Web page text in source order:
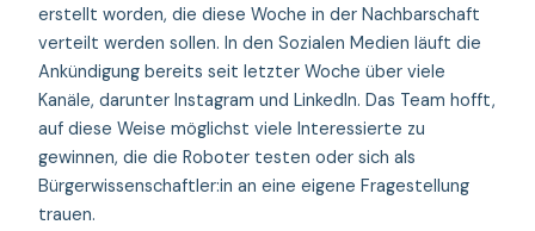
erstellt worden, die diese Woche in der Nachbarschaft
verteilt werden sollen. In den Sozialen Medien läuft die
Ankündigung bereits seit letzter Woche über viele
Kanäle, darunter Instagram und LinkedIn. Das Team hofft,
auf diese Weise möglichst viele Interessierte zu
gewinnen, die die Roboter testen oder sich als
Bürgerwissenschaftler:in an eine eigene Fragestellung
trauen.